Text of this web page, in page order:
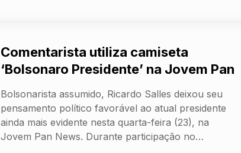
Comentarista utiliza camiseta
‘Bolsonaro Presidente’ na Jovem Pan
Bolsonarista assumido, Ricardo Salles deixou seu
pensamento político favorável ao atual presidente
ainda mais evidente nesta quarta-feira (23), na
Jovem Pan News. Durante participação no…